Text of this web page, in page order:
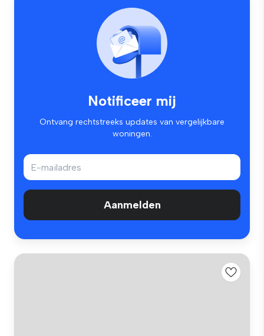
Notificeer mij
Ontvang rechtstreeks updates van vergelijkbare
woningen.
Aanmelden